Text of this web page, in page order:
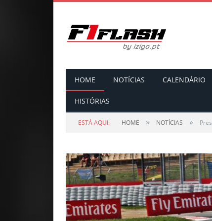
HOME NOTÍCIAS CALENDÁRIO
HISTÓRIAS
ESTÁ AQUI: HOME » NOTÍCIAS »